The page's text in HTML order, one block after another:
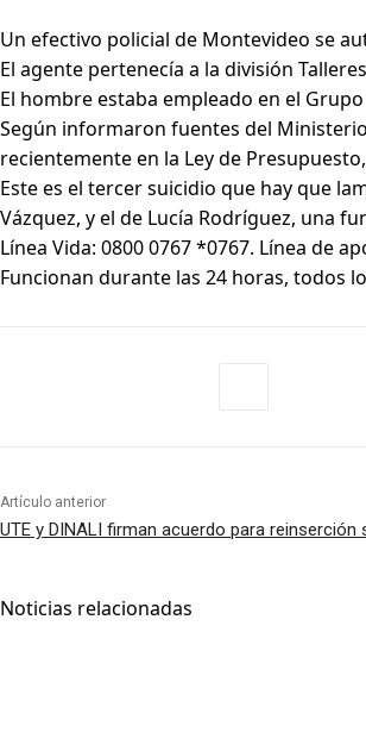
Un efectivo policial de Montevideo se
El agente pertenecía a la división
El hombre estaba empleado en el
Según informaron fuentes del
recientemente en la Ley de
Este es el tercer suicidio que hay que
Vázquez, y el de Lucía Rodríguez, una
Línea Vida: 0800 0767 *0767. Línea de
Funcionan durante las 24 horas, todos
Artículo anterior
UTE y DINALI firman acuerdo para
Noticias relacionadas